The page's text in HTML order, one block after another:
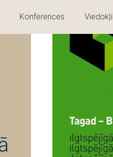
Konferences Viedokļi